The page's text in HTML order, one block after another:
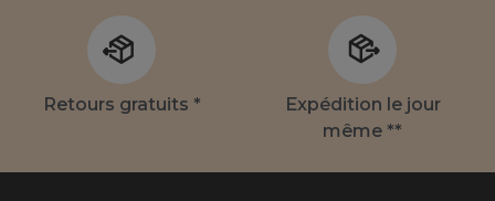
Retours gratuits *
Expédition le jour
même **